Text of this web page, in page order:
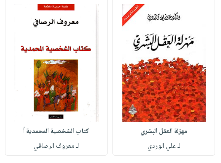
مهزلة العقل البشري
لـ علي الوردي
كتاب الشخصية المحمدية أ
لـ معروف الرصافي